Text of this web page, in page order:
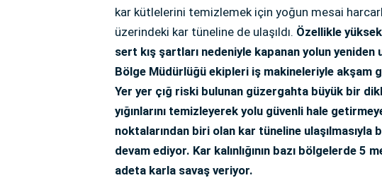
kar kütlelerini temizlemek için yoğun mesai
üzerindeki kar tüneline de ulaşıldı. Özellikle
sert kış şartları nedeniyle kapanan yolun yeniden
Bölge Müdürlüğü ekipleri iş makineleriyle akşam
Yer yer çığ riski bulunan güzergahta büyük bir
yığınlarını temizleyerek yolu güvenli hale
noktalarından biri olan kar tüneline
devam ediyor. Kar kalınlığının bazı bölgelerde 5
adeta karla savaş veriyor.